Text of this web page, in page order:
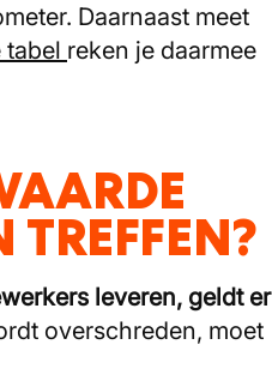
Daarnaast meet
tabel reken je daarmee
TREFFEN?
leveren, geldt er
overschreden, moet